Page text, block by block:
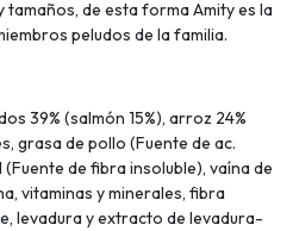
de esta forma Amity es la
peludos de la familia.
39% (salmón 15%), arroz 24%
grasa de pollo (Fuente de ac.
de fibra insoluble), vaína de
vitaminas y minerales, fibra
levadura y extracto de levadura-